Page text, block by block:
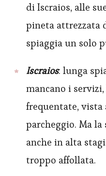
di Iscraios, alle
pineta attrezzata
spiaggia un solo
Iscraios: lunga
mancano i
frequentate, vista
parcheggio. Ma
anche in alta
troppo affollata.